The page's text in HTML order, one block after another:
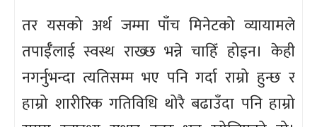
तर यसको अर्थ जम्मा पाँच मिनेटको व्यायामले
तपाईँलाई स्वस्थ राख्छ भन्ने चाहिँ होइन। केही
नगर्नुभन्दा त्यतिसम्म भए पनि गर्दा राम्रो हुन्छ र
हाम्रो शारीरिक गतिविधि थोरै बढाउँदा पनि हाम्रो